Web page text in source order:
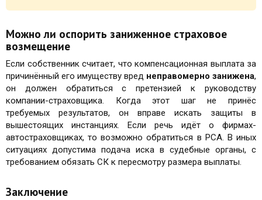
Можно ли оспорить заниженное страховое
возмещение
Если собственник считает, что компенсационная выплата за
причинённый его имуществу вред неправомерно занижена,
он должен обратиться с претензией к руководству
компании-страховщика. Когда этот шаг не принёс
требуемых результатов, он вправе искать защиты в
вышестоящих инстанциях. Если речь идёт о фирмах-
автостраховщиках, то возможно обратиться в РСА. В иных
ситуациях допустима подача иска в судебные органы, с
требованием обязать СК к пересмотру размера выплаты.
Заключение